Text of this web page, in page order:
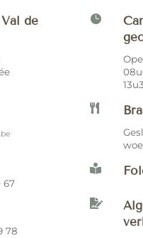
de
67
78



